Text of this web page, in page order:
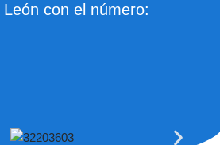
León con el número: